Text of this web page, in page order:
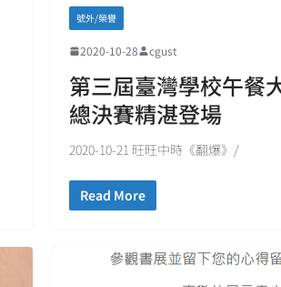
號外/榮譽
2020-10-28 cgust
第三屆臺灣學校午餐
總決賽精湛登場
2020-10-21 旺旺中時《翻爆》/
Read More